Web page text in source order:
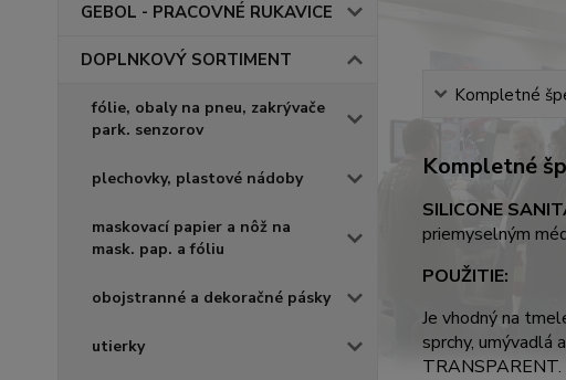
GEBOL - PRACOVNÉ RUKAVICE
DOPLNKOVÝ SORTIMENT
fólie, obaly na pneu, zakrývače
park. senzorov
plechovky, plastové nádoby
maskovací papier a nôž na
mask. pap. a fóliu
obojstranné a dekoračné pásky
utierky
Kompletné
Kompletné
SILICONE
priemyselným
POUŽITIE:
Je vhodný na
sprchy, umývadlá
TRANSPARENT.